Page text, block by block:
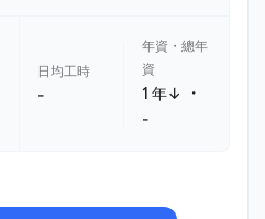
日均工時
-
年資・總年
資
1 年↓ ・
-